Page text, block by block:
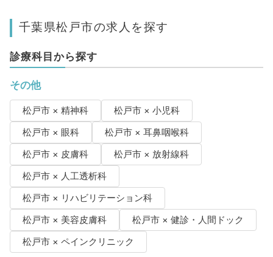
千葉県松戸市の求人を探す
診療科目から探す
その他
松戸市 × 精神科
松戸市 × 小児科
松戸市 × 眼科
松戸市 × 耳鼻咽喉科
松戸市 × 皮膚科
松戸市 × 放射線科
松戸市 × 人工透析科
松戸市 × リハビリテーション科
松戸市 × 美容皮膚科
松戸市 × 健診・人間ドック
松戸市 × ペインクリニック